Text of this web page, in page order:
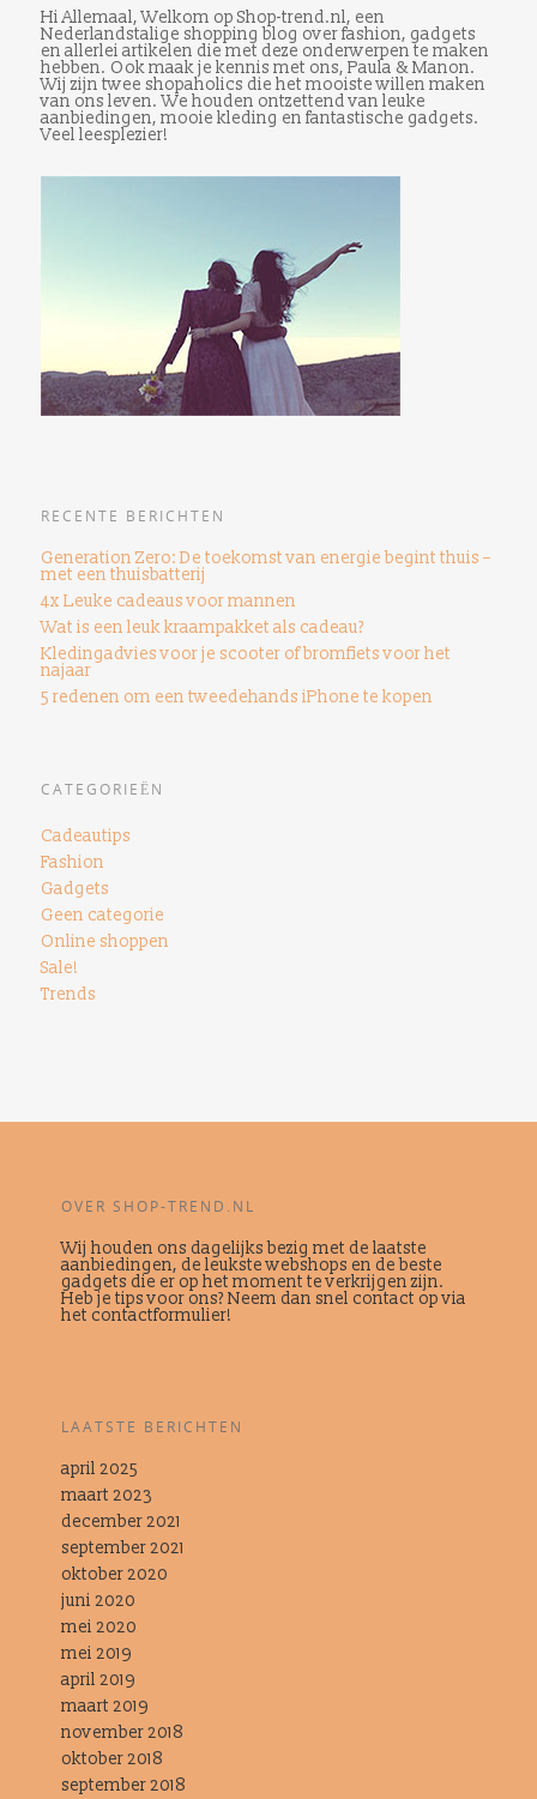
Hi Allemaal, Welkom op Shop-trend.nl, een
Nederlandstalige shopping blog over fashion, gadgets
en allerlei artikelen die met deze onderwerpen te maken
hebben. Ook maak je kennis met ons, Paula & Manon.
Wij zijn twee shopaholics die het mooiste willen maken
van ons leven. We houden ontzettend van leuke
aanbiedingen, mooie kleding en fantastische gadgets.
Veel leesplezier!
RECENTE BERICHTEN
Generation Zero: De toekomst van energie begint thuis –
met een thuisbatterij
4x Leuke cadeaus voor mannen
Wat is een leuk kraampakket als cadeau?
Kledingadvies voor je scooter of bromfiets voor het
najaar
5 redenen om een ​​tweedehands iPhone te kopen
CATEGORIEËN
Cadeautips
Fashion
Gadgets
Geen categorie
Online shoppen
Sale!
Trends
OVER SHOP-TREND.NL
Wij houden ons dagelijks bezig met de laatste
aanbiedingen, de leukste webshops en de beste
gadgets die er op het moment te verkrijgen zijn.
Heb je tips voor ons? Neem dan snel contact op via
het contactformulier!
LAATSTE BERICHTEN
april 2025
maart 2023
december 2021
september 2021
oktober 2020
juni 2020
mei 2020
mei 2019
april 2019
maart 2019
november 2018
oktober 2018
september 2018